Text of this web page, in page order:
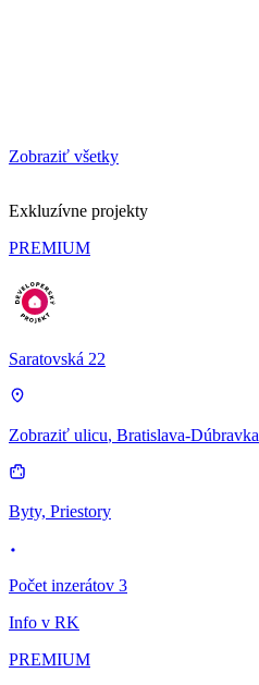
Zobraziť všetky
Exkluzívne projekty
PREMIUM
Saratovská 22
Zobraziť ulicu, Bratislava-Dúbravka
Byty, Priestory
Počet inzerátov 3
Info v RK
PREMIUM